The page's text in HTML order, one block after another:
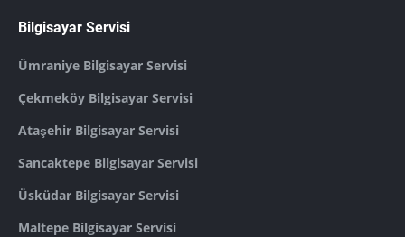
Bilgisayar Servisi
Ümraniye Bilgisayar Servisi
Çekmeköy Bilgisayar Servisi
Ataşehir Bilgisayar Servisi
Sancaktepe Bilgisayar Servisi
Üsküdar Bilgisayar Servisi
Maltepe Bilgisayar Servisi